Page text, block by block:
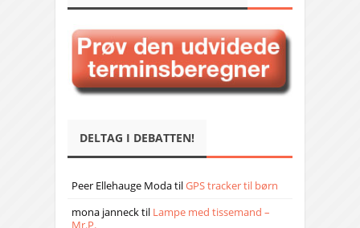
DELTAG I DEBATTEN!
Peer Ellehauge ModatilGPS tracker til børn
mona jannecktil Lampe med tissemand –
Mr.P.